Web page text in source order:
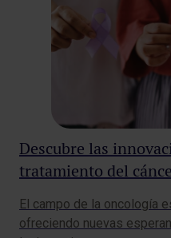
Descubre las
tratamiento del
El campo de la oncología
ofreciendo nuevas